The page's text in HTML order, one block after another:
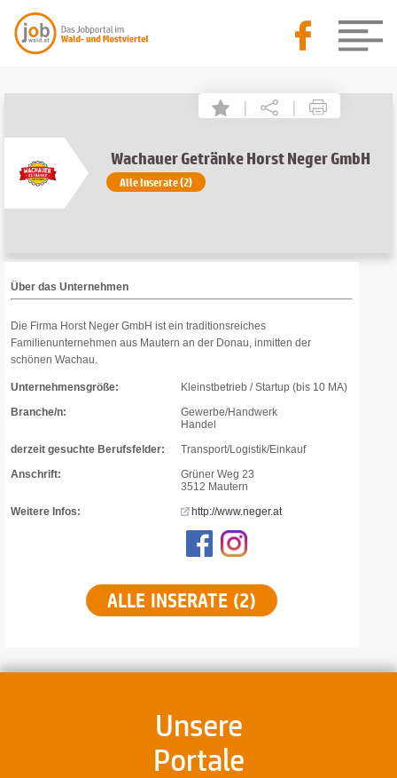
| |
Wachauer Getränke Horst Neger GmbH
Alle Inserate (2)
Über das Unternehmen
Die Firma Horst Neger GmbH ist ein traditionsreiches
Familienunternehmen aus Mautern an der Donau, inmitten der
schönen Wachau.
Unternehmensgröße:
Kleinstbetrieb / Startup (bis 10 MA)
Branche/n:
Gewerbe/Handwerk
Handel
derzeit gesuchte Berufsfelder:
Transport/Logistik/Einkauf
Anschrift:
Grüner Weg 23
3512 Mautern
Weitere Infos:
http://www.neger.at
ALLE INSERATE (2)
Unsere
Portale